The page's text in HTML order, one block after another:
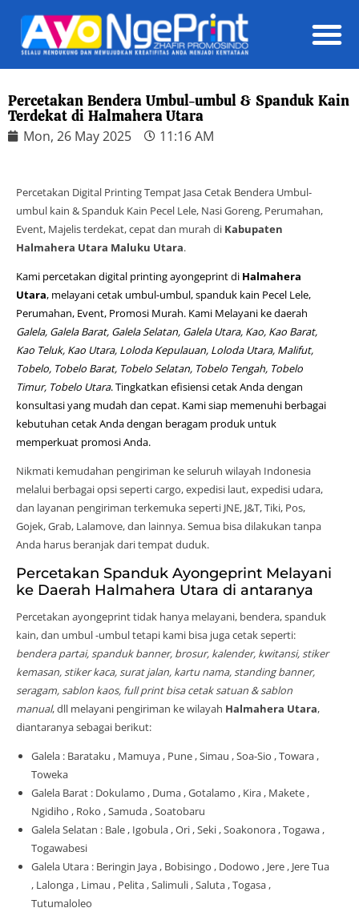
Percetakan Bendera Umbul-umbul & Spanduk Kain
Terdekat di Halmahera Utara
Mon, 26 May 2025 11:16 AM
Percetakan Digital Printing Tempat Jasa Cetak Bendera Umbul-
umbul kain & Spanduk Kain Pecel Lele, Nasi Goreng, Perumahan,
Event, Majelis terdekat, cepat dan murah di Kabupaten
Halmahera Utara Maluku Utara.
Kami percetakan digital printing ayongeprint di Halmahera
Utara, melayani cetak umbul-umbul, spanduk kain Pecel Lele,
Perumahan, Event, Promosi Murah. Kami Melayani ke daerah
Galela, Galela Barat, Galela Selatan, Galela Utara, Kao, Kao Barat,
Kao Teluk, Kao Utara, Loloda Kepulauan, Loloda Utara, Malifut,
Tobelo, Tobelo Barat, Tobelo Selatan, Tobelo Tengah, Tobelo
Timur, Tobelo Utara. Tingkatkan efisiensi cetak Anda dengan
konsultasi yang mudah dan cepat. Kami siap memenuhi berbagai
kebutuhan cetak Anda dengan beragam produk untuk
memperkuat promosi Anda.
Nikmati kemudahan pengiriman ke seluruh wilayah Indonesia
melalui berbagai opsi seperti cargo, expedisi laut, expedisi udara,
dan layanan pengiriman terkemuka seperti JNE, J&T, Tiki, Pos,
Gojek, Grab, Lalamove, dan lainnya. Semua bisa dilakukan tanpa
Anda harus beranjak dari tempat duduk.
Percetakan Spanduk Ayongeprint Melayani
ke Daerah Halmahera Utara di antaranya
Percetakan ayongeprint tidak hanya melayani, bendera, spanduk
kain, dan umbul -umbul tetapi kami bisa juga cetak seperti:
bendera partai, spanduk banner, brosur, kalender, kwitansi, stiker
kemasan, stiker kaca, surat jalan, kartu nama, standing banner,
seragam, sablon kaos, full print bisa cetak satuan & sablon
manual, dll melayani pengiriman ke wilayah Halmahera Utara,
diantaranya sebagai berikut:
Galela : Barataku , Mamuya , Pune , Simau , Soa-Sio , Towara ,
Toweka
Galela Barat : Dokulamo , Duma , Gotalamo , Kira , Makete ,
Ngidiho , Roko , Samuda , Soatobaru
Galela Selatan : Bale , Igobula , Ori , Seki , Soakonora , Togawa ,
Togawabesi
Galela Utara : Beringin Jaya , Bobisingo , Dodowo , Jere , Jere Tua
, Lalonga , Limau , Pelita , Salimuli , Saluta , Togasa ,
Tutumaloleo